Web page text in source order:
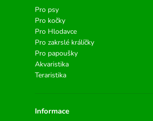
Pro psy
Pro kočky
Pro Hlodavce
Pro zakrslé králíčky
Pro papoušky
Akvaristika
Teraristika
Informace